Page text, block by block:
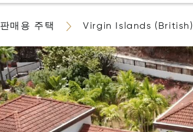
판매용 주택 Virgin Islands (British)